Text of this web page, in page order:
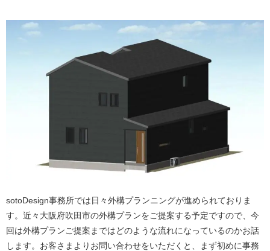
sotoDesign事務所では日々外構プランニングが進められておりま
す。近々大阪府吹田市の外構プランをご提案する予定ですので、今
回は外構プランご提案まではどのような流れになっているのかお話
します。お客さまよりお問い合わせをいただくと、まず初めに事務